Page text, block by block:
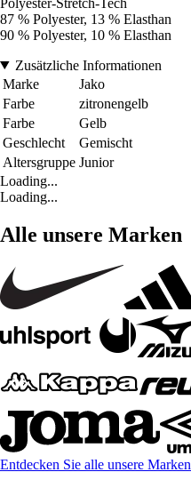
87 % Polyester, 13 % Elasthan
90 % Polyester, 10 % Elasthan
Zusätzliche Informationen
Marke
Jako
Farbe
zitronengelb
Farbe
Gelb
Geschlecht
Gemischt
Altersgruppe Junior
Loading...
Loading...
Alle unsere Marken
Entdecken Sie alle unsere Marken